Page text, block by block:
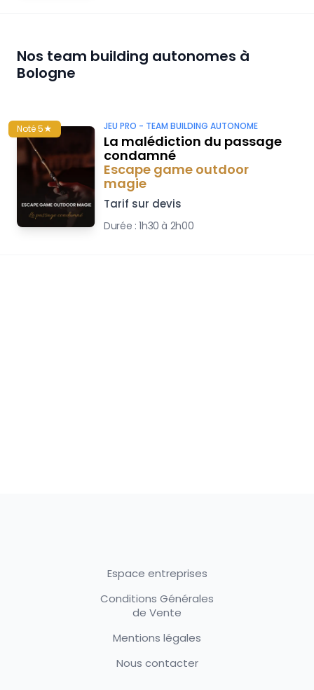
Nos team building autonomes à
Bologne
Noté 5★ JEU PRO - TEAM BUILDING AUTONOME
La malédiction du passage
condamné
Escape game outdoor
magie
Tarif sur devis
Durée :1h30 à 2h00
Espace entreprises
Conditions Générales
de Vente
Mentions légales
Nous contacter